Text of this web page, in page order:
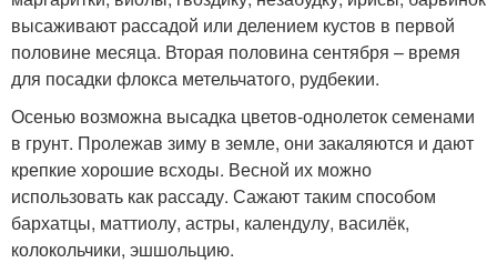
высаживают рассадой или делением кустов в первой
половине месяца. Вторая половина сентября – время
для посадки флокса метельчатого, рудбекии.
Осенью возможна высадка цветов-однолеток семенами
в грунт. Пролежав зиму в земле, они закаляются и дают
крепкие хорошие всходы. Весной их можно
использовать как рассаду. Сажают таким способом
бархатцы, маттиолу, астры, календулу, василёк,
колокольчики, эшшольцию.